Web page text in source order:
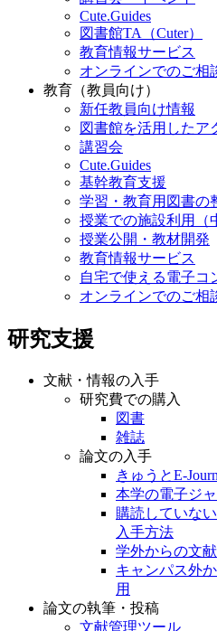
Cute.Guides
図書館TA（Cuter）
教育情報サービス
オンラインでのご相
教育（教員向け）
新任教員向け情報
図書館を活用したア
講習会
Cute.Guides
基幹教育支援
学習・教育用図書の
授業での施設利用（
授業公開・教材開発
教育情報サービス
自宅で使える電子コ
オンラインでのご相
研究支援
文献・情報の入手
研究費での購入
図書
雑誌
論文の入手
きゅうとE-
本学の電子ジ
購読していな
入手方法
学外からの文
キャンパス外
用
論文の執筆・投稿
文献管理ツール